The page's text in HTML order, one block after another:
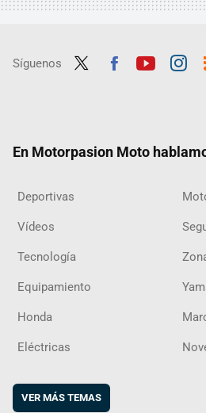
Síguenos
En Motorpasion Moto
Deportivas
Vídeos
Tecnología
Equipamiento
Honda
Eléctricas
VER MÁS TEMAS